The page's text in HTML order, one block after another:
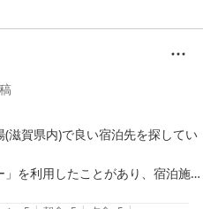
滋賀県内)で良い宿泊先を探してい
を利用したことがあり、宿泊施設